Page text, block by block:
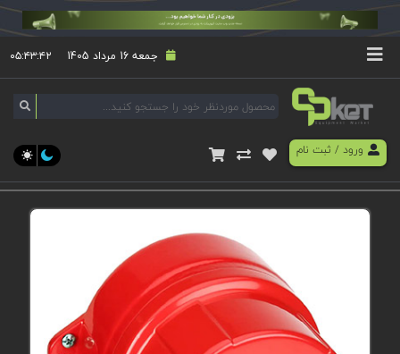
جمعه 16 مرداد 1405 ۰۵:۴۳:۴۲
ورود/ ثبت نام